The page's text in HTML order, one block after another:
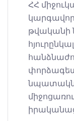
ՀՀ
թվականի
նպատակն